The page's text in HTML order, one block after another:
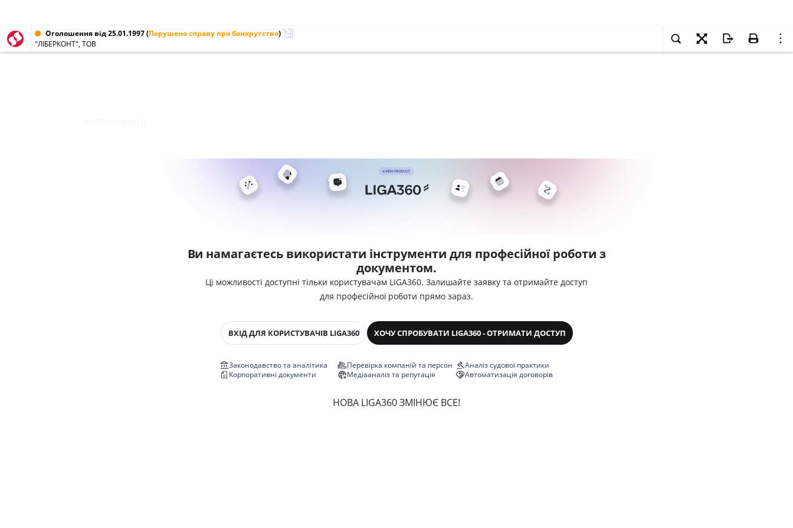
Оголошення від 25.01.1997(Порушено справу про банкрутство)
"ЛІБЕРКОНТ", ТОВ
Ви намагаєтесь використати інструменти для професійної роботи з
документом.
Ці можливості доступні тільки користувачам LIGA360. Залишайте заявку та отримайте доступ
для професійної роботи прямо зараз.
ВХІД ДЛЯ КОРИСТУВАЧІВ LIGA360 ХОЧУ СПРОБУВАТИ LIGA360 - ОТРИМАТИ ДОСТУП
Законодавство та аналітика
Корпоративні документи
Перевірка компаній та персон
Медіааналіз та репутація
Аналіз судової практики
Автоматизація договорів
НОВА LIGA360 ЗМІНЮЄ ВСЕ!